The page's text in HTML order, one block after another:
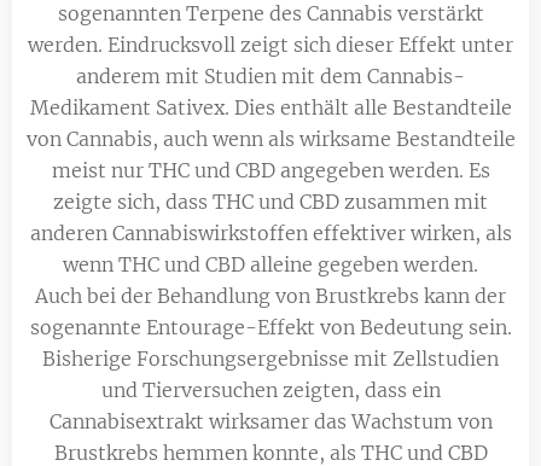
sogenannten Terpene des Cannabis verstärkt
werden. Eindrucksvoll zeigt sich dieser Effekt unter
anderem mit Studien mit dem Cannabis-
Medikament Sativex. Dies enthält alle Bestandteile
von Cannabis, auch wenn als wirksame Bestandteile
meist nur THC und CBD angegeben werden. Es
zeigte sich, dass THC und CBD zusammen mit
anderen Cannabiswirkstoffen effektiver wirken, als
wenn THC und CBD alleine gegeben werden.
Auch bei der Behandlung von Brustkrebs kann der
sogenannte Entourage-Effekt von Bedeutung sein.
Bisherige Forschungsergebnisse mit Zellstudien
und Tierversuchen zeigten, dass ein
Cannabisextrakt wirksamer das Wachstum von
Brustkrebs hemmen konnte, als THC und CBD